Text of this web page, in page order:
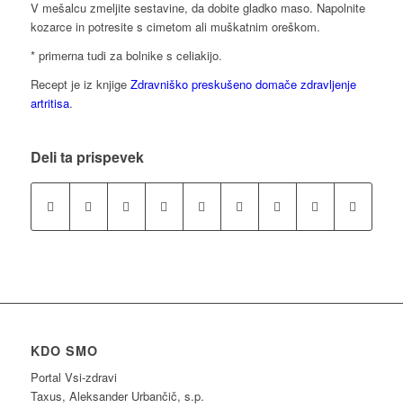
V mešalcu zmeljite sestavine, da dobite gladko maso. Napolnite
kozarce in potresite s cimetom ali muškatnim oreškom.
* primerna tudi za bolnike s celiakijo.
Recept je iz knjige Zdravniško preskušeno domače zdravljenje
artritisa.
Deli ta prispevek
KDO SMO
Portal Vsi-zdravi
Taxus, Aleksander Urbančič, s.p.